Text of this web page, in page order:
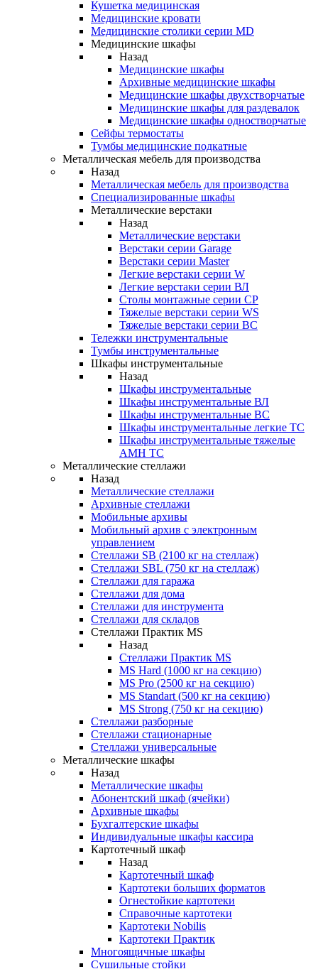
Кушетка медицинская
Медицинские кровати
Медицинские столики серии MD
Медицинские шкафы
Назад
Медицинские шкафы
Архивные медицинские шкафы
Медицинские шкафы двухстворчатые
Медицинские шкафы для раздевалок
Медицинские шкафы одностворчатые
Сейфы термостаты
Тумбы медицинские подкатные
Металлическая мебель для производства
Назад
Металлическая мебель для производства
Cпециализированные шкафы
Металлические верстаки
Назад
Металлические верстаки
Верстаки серии Garage
Верстаки серии Master
Легкие верстаки серии W
Легкие верстаки серии ВЛ
Столы монтажные серии СР
Тяжелые верстаки серии WS
Тяжелые верстаки серии ВС
Тележки инструментальные
Тумбы инструментальные
Шкафы инструментальные
Назад
Шкафы инструментальные
Шкафы инструментальные ВЛ
Шкафы инструментальные ВС
Шкафы инструментальные легкие ТС
Шкафы инструментальные тяжелые
AMH TC
Металлические стеллажи
Назад
Металлические стеллажи
Архивные стеллажи
Мобильные архивы
Мобильный архив с электронным
управлением
Стеллажи SB (2100 кг на стеллаж)
Стеллажи SBL (750 кг на стеллаж)
Стеллажи для гаража
Стеллажи для дома
Стеллажи для инструмента
Стеллажи для складов
Стеллажи Практик MS
Назад
Стеллажи Практик MS
MS Hard (1000 кг на секцию)
MS Pro (2500 кг на секцию)
MS Standart (500 кг на секцию)
MS Strong (750 кг на секцию)
Стеллажи разборные
Стеллажи стационарные
Стеллажи универсальные
Металлические шкафы
Назад
Металлические шкафы
Абонентский шкаф (ячейки)
Архивные шкафы
Бухгалтерские шкафы
Индивидуальные шкафы кассира
Картотечный шкаф
Назад
Картотечный шкаф
Картотеки больших форматов
Огнестойкие картотеки
Справочные картотеки
Картотеки Nobilis
Картотеки Практик
Многоящичные шкафы
Сушильные стойки